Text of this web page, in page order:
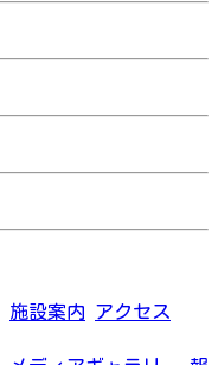
施設案内 アクセス